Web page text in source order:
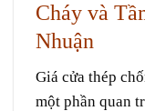
Cháy và
Nhuận
Giá cửa thép
một phần quan